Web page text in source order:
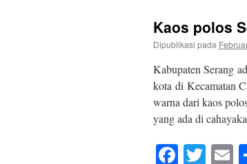
Kaos polos
Dipublikasi pada
Kabupaten Serang
kota di Kecamatan
warna dari kaos
yang ada di